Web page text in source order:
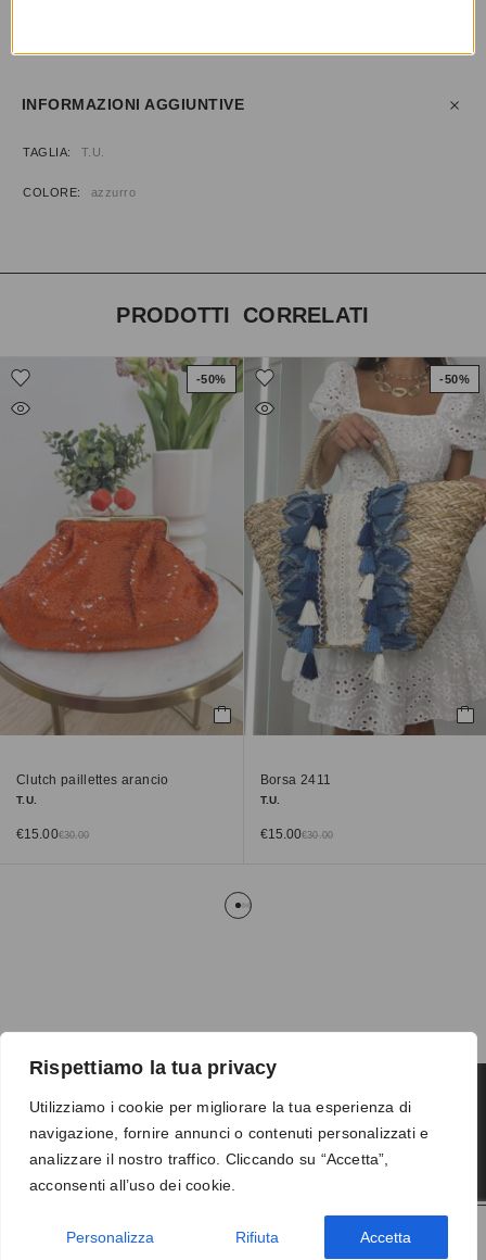
Rispettiamo la tua privacy
Utilizziamo i cookie per migliorare la tua esperienza di
navigazione, fornire annunci o contenuti personalizzati e
analizzare il nostro traffico. Cliccando su “Accetta”,
acconsenti all’uso dei cookie.
Personalizza Rifiuta Accetta
AGGIUNGI AL CARRELLO
INFORMAZIONI AGGIUNTIVE
TAGLIA T.U.
COLORE azzurro
PRODOTTI CORRELATI
-50%
Clutch paillettes arancio
T.U.
€30.00
€15.00
-50%
Borsa 2411
T.U.
€30.00
€15.00
Termini e condizioni-Privacy-Reso